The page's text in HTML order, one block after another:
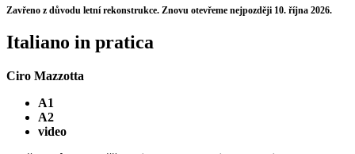
Zavřeno z důvodu letní rekonstrukce. Znovu otevřeme nejpozději 10. října 2026.
Italiano in pratica
Ciro Mazzotta
A1
A2
video